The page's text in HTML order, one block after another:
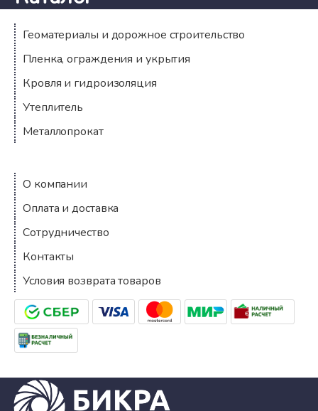
Геоматериалы и дорожное строительство
Пленка, ограждения и укрытия
Кровля и гидроизоляция
Утеплитель
Металлопрокат
Компания
О компании
Оплата и доставка
Сотрудничество
Контакты
Условия возврата товаров